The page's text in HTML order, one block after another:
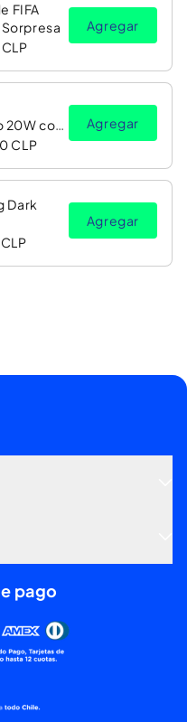
FIFA
Sorpresa
Agregar
20W con
CLP
Agregar
Dark
Agregar
pago